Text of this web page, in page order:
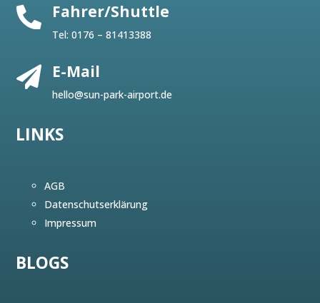
 Fahrer/Shuttle
Tel: 0176 – 81413388
 E-Mail
hello@sun-park-airport.de
LINKS
AGB
Datenschutserklärung
Impressum
BLOGS